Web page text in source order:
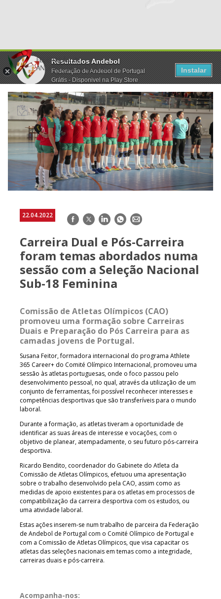
Resultados Andebol
Federação de Andebol de Portugal
Grátis - Disponivel na Play Store
Instalar
22.04.2022 Facebook
TwitterLinkedInWhatsApp
E-
Carreira Dual e Pós-Carreira
foram temas abordados numa
sessão com a Seleção Nacional
Sub-18 Feminina
Comissão de Atletas Olímpicos (CAO)
promoveu uma formação sobre Carreiras
Duais e Preparação do Pós Carreira para as
camadas jovens de Portugal.
Susana Feitor, formadora internacional do programa Athlete
365 Career+ do Comité Olímpico Internacional, promoveu uma
sessão às atletas portuguesas, onde o foco passou pelo
desenvolvimento pessoal, no qual, através da utilização de um
conjunto de ferramentas, foi possível reconhecer interesses e
competências desportivas que são transferíveis para o mundo
laboral.
Durante a formação, as atletas tiveram a oportunidade de
identificar as suas áreas de interesse e vocações, com o
objetivo de planear, atempadamente, o seu futuro pós-carreira
desportiva.
Ricardo Bendito, coordenador do Gabinete do Atleta da
Comissão de Atletas Olímpicos, efetuou uma apresentação
sobre o trabalho desenvolvido pela CAO, assim como as
medidas de apoio existentes para os atletas em processos de
compatibilização da carreira desportiva com os estudos, ou
uma atividade laboral.
Estas ações inserem-se num trabalho de parceira da Federação
de Andebol de Portugal com o Comité Olímpico de Portugal e
com a Comissão de Atletas Olímpicos, que visa capacitar os
atletas das seleções nacionais em temas como a integridade,
carreiras duais e pós-carreira.
Acompanha-nos: